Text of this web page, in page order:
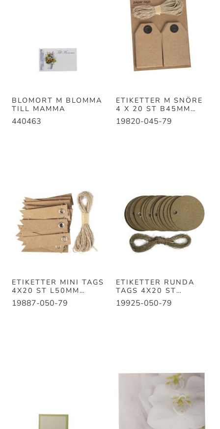
BLOMORT M BLOMMA
TILL MAMMA
440463
ETIKETTER M SNÖRE
4 X 20 ST B45MM
H75MM
19820-045-79
ETIKETTER MINI TAGS
4X20 ST L50MM
B12MM
19887-050-79
ETIKETTER RUNDA
TAGS 4X20 ST
B50MM
19925-050-79